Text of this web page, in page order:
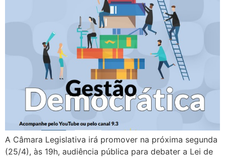
A Câmara Legislativa irá promover na próxima segunda
(25/4), às 19h, audiência pública para debater a Lei de